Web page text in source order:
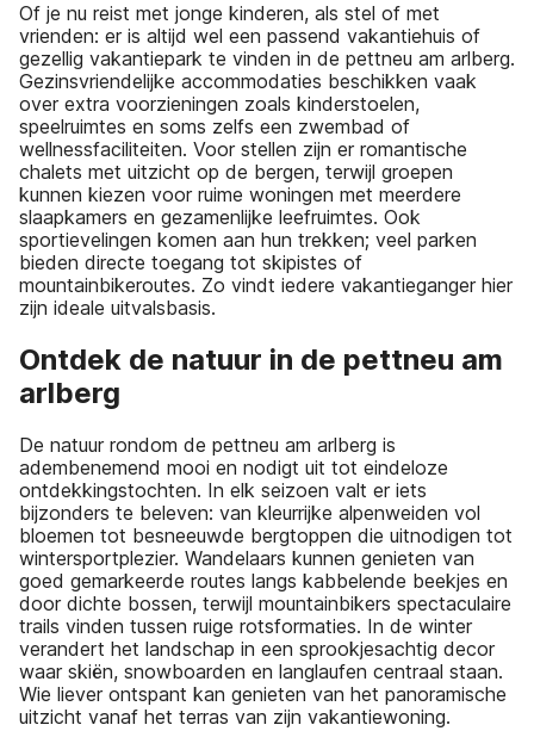
Of je nu reist met jonge kinderen, als stel of met
vrienden: er is altijd wel een passend vakantiehuis of
gezellig vakantiepark te vinden in de pettneu am arlberg.
Gezinsvriendelijke accommodaties beschikken vaak
over extra voorzieningen zoals kinderstoelen,
speelruimtes en soms zelfs een zwembad of
wellnessfaciliteiten. Voor stellen zijn er romantische
chalets met uitzicht op de bergen, terwijl groepen
kunnen kiezen voor ruime woningen met meerdere
slaapkamers en gezamenlijke leefruimtes. Ook
sportievelingen komen aan hun trekken; veel parken
bieden directe toegang tot skipistes of
mountainbikeroutes. Zo vindt iedere vakantieganger hier
zijn ideale uitvalsbasis.
Ontdek de natuur in de pettneu am
arlberg
De natuur rondom de pettneu am arlberg is
adembenemend mooi en nodigt uit tot eindeloze
ontdekkingstochten. In elk seizoen valt er iets
bijzonders te beleven: van kleurrijke alpenweiden vol
bloemen tot besneeuwde bergtoppen die uitnodigen tot
wintersportplezier. Wandelaars kunnen genieten van
goed gemarkeerde routes langs kabbelende beekjes en
door dichte bossen, terwijl mountainbikers spectaculaire
trails vinden tussen ruige rotsformaties. In de winter
verandert het landschap in een sprookjesachtig decor
waar skiën, snowboarden en langlaufen centraal staan.
Wie liever ontspant kan genieten van het panoramische
uitzicht vanaf het terras van zijn vakantiewoning.